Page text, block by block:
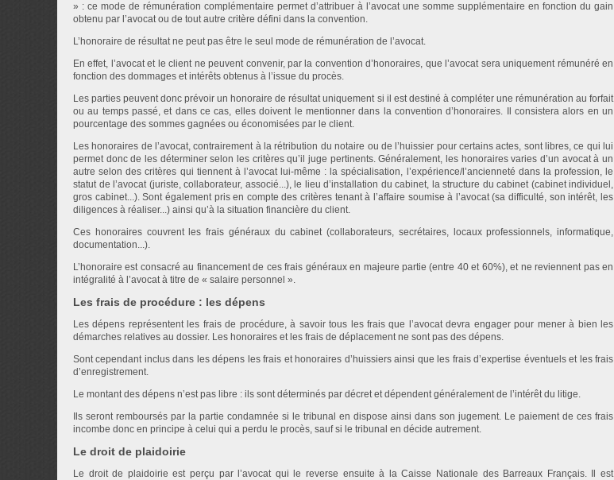
» : ce mode de rémunération complémentaire permet d’attribuer à l’avocat une somme supplémentaire en fonction du gain
obtenu par l’avocat ou de tout autre critère défini dans la convention.
L’honoraire de résultat ne peut pas être le seul mode de rémunération de l’avocat.
En effet, l’avocat et le client ne peuvent convenir, par la convention d’honoraires, que l’avocat sera uniquement rémunéré en
fonction des dommages et intérêts obtenus à l’issue du procès.
Les parties peuvent donc prévoir un honoraire de résultat uniquement si il est destiné à compléter une rémunération au forfait
ou au temps passé, et dans ce cas, elles doivent le mentionner dans la convention d’honoraires. Il consistera alors en un
pourcentage des sommes gagnées ou économisées par le client.
Les honoraires de l’avocat, contrairement à la rétribution du notaire ou de l’huissier pour certains actes, sont libres, ce qui lui
permet donc de les déterminer selon les critères qu’il juge pertinents. Généralement, les honoraires varies d’un avocat à un
autre selon des critères qui tiennent à l’avocat lui-même : la spécialisation, l’expérience/l’ancienneté dans la profession, le
statut de l’avocat (juriste, collaborateur, associé...), le lieu d’installation du cabinet, la structure du cabinet (cabinet individuel,
gros cabinet...). Sont également pris en compte des critères tenant à l’affaire soumise à l’avocat (sa difficulté, son intérêt, les
diligences à réaliser...) ainsi qu’à la situation financière du client.
Ces honoraires couvrent les frais généraux du cabinet (collaborateurs, secrétaires, locaux professionnels, informatique,
documentation...).
L’honoraire est consacré au financement de ces frais généraux en majeure partie (entre 40 et 60%), et ne reviennent pas en
intégralité à l’avocat à titre de « salaire personnel ».
Les frais de procédure : les dépens
Les dépens représentent les frais de procédure, à savoir tous les frais que l’avocat devra engager pour mener à bien les
démarches relatives au dossier. Les honoraires et les frais de déplacement ne sont pas des dépens.
Sont cependant inclus dans les dépens les frais et honoraires d’huissiers ainsi que les frais d’expertise éventuels et les frais
d’enregistrement.
Le montant des dépens n’est pas libre : ils sont déterminés par décret et dépendent généralement de l’intérêt du litige.
Ils seront remboursés par la partie condamnée si le tribunal en dispose ainsi dans son jugement. Le paiement de ces frais
incombe donc en principe à celui qui a perdu le procès, sauf si le tribunal en décide autrement.
Le droit de plaidoirie
Le droit de plaidoirie est perçu par l’avocat qui le reverse ensuite à la Caisse Nationale des Barreaux Français. Il est